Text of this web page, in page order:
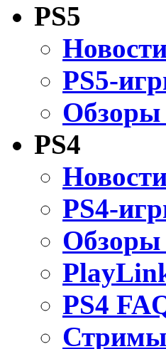
PS5
PS5-
Обзоры
PS4
PS4-
Обзоры
PS4
Стримы